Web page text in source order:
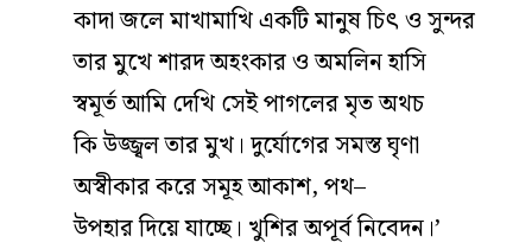
কাদা জলে মাখামাখি একটি মানুষ চিৎ ও সুন্দর
তার মুখে শারদ অহংকার ও অমলিন হাসি
স্বমূর্ত আমি দেখি সেই পাগলের মৃত অথচ
কি উজ্জ্বল তার মুখ। দুর্যোগের সমস্ত ঘৃণা
অস্বীকার করে সমূহ আকাশ, পথ–
উপহার দিয়ে যাচ্ছে। খুশির অপূর্ব নিবেদন।’